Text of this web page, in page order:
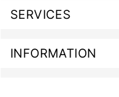
SERVICES
INFORMATION